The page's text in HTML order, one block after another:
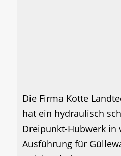
Die Firma Kotte
hat ein hydraulisch
Dreipunkt-Hubwerk in
Ausführung für